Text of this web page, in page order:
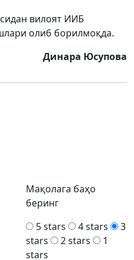
вилоят ИИБ
олиб борилмоқда.
Динара Юсупова
Мақолага баҳо
беринг
5 stars
4 stars
3
stars
2 stars
1
stars